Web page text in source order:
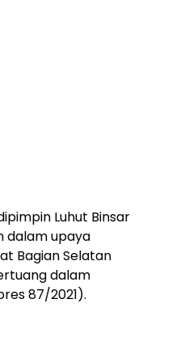
Luhut Binsar
dalam upaya
Bagian Selatan
dalam
87/2021).